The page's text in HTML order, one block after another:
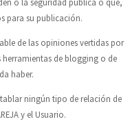
o la seguridad pública o que,
para su publicación.
de las opiniones vertidas por
de blogging o de
haber.
ningún tipo de relación de
y el Usuario.